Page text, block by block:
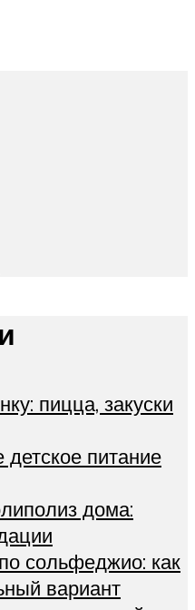
пицца, закуски
питание
дома:
сольфеджио: как
вариант